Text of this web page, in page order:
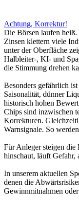
Achtung, Korrektur!
Die Börsen laufen
Zinsen klettern viele
unter der Oberfläche
Halbleiter-, KI- und
die Stimmung drehen
Besonders gefährlich
Saisonalität, dünner
historisch hohen
Chips sind inzwischen
Korrekturen.
Warnsignale. So
Für Anleger steigen die
hinschaut, läuft Gefahr,
In unserem aktuellen
denen die
Gewinnmitnahmen